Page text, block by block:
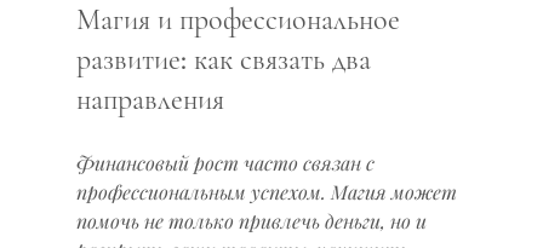
Магия и профессиональное
развитие: как связать два
направления
Финансовый рост часто связан с
профессиональным успехом. Магия может
помочь не только привлечь деньги, но и